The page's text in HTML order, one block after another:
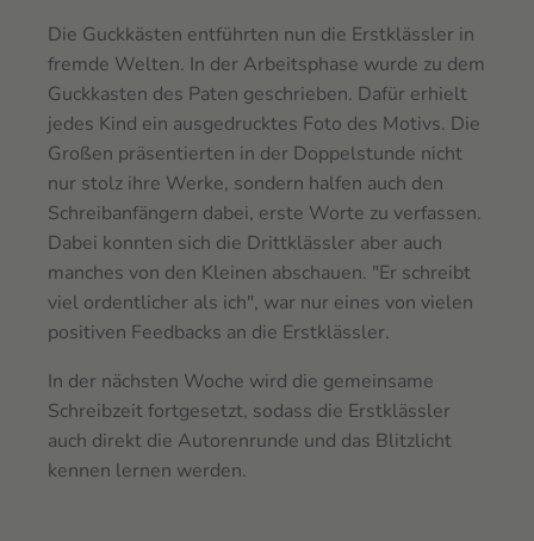
Die Guckkästen entführten nun die Erstklässler in
fremde Welten. In der Arbeitsphase wurde zu dem
Guckkasten des Paten geschrieben. Dafür erhielt
jedes Kind ein ausgedrucktes Foto des Motivs. Die
Großen präsentierten in der Doppelstunde nicht
nur stolz ihre Werke, sondern halfen auch den
Schreibanfängern dabei, erste Worte zu verfassen.
Dabei konnten sich die Drittklässler aber auch
manches von den Kleinen abschauen. "Er schreibt
viel ordentlicher als ich", war nur eines von vielen
positiven Feedbacks an die Erstklässler.
In der nächsten Woche wird die gemeinsame
Schreibzeit fortgesetzt, sodass die Erstklässler
auch direkt die Autorenrunde und das Blitzlicht
kennen lernen werden.